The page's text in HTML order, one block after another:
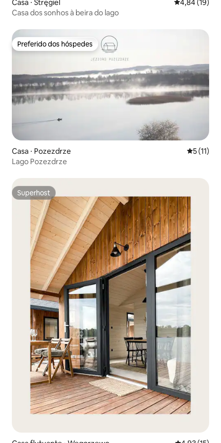
Casa ⋅ Stręgiel 4,84 de uma
4,84 (19)
Casa dos sonhos à beira do lago
Preferido dos hóspedes
Preferido dos hóspedes
Casa ⋅ Pozezdrze 5 de uma
5 (11)
Lago Pozezdrze
Superhost
Superhost